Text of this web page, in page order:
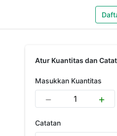
Atur Kuantitas dan
Masukkan Kuantitas
Catatan